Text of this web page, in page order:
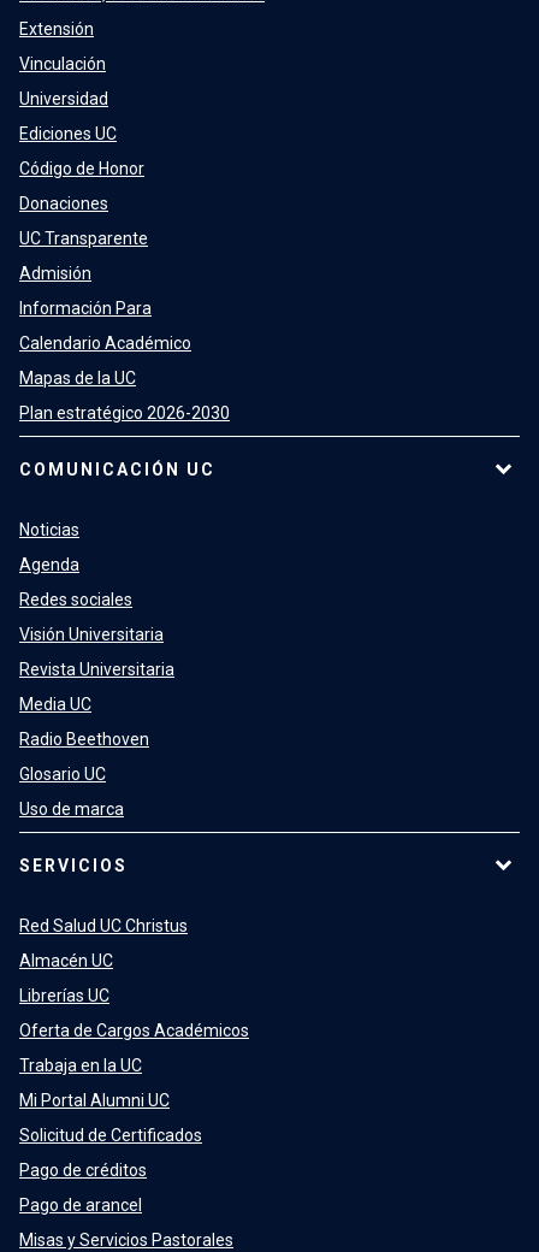
Extensión
Vinculación
Universidad
Ediciones UC
Código de Honor
Donaciones
UC Transparente
Admisión
Información Para
Calendario Académico
Mapas de la UC
Plan estratégico 2026-2030
COMUNICACIÓN UC
Noticias
Agenda
Redes sociales
Visión Universitaria
Revista Universitaria
Media UC
Radio Beethoven
Glosario UC
Uso de marca
SERVICIOS
Red Salud UC Christus
Almacén UC
Librerías UC
Oferta de Cargos Académicos
Trabaja en la UC
Mi Portal Alumni UC
Solicitud de Certificados
Pago de créditos
Pago de arancel
Misas y Servicios Pastorales